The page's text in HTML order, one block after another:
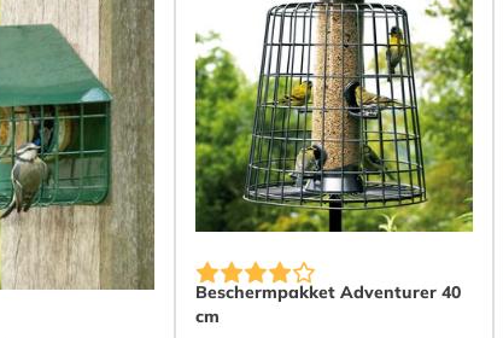
Beschermpakket Adventurer 40
cm